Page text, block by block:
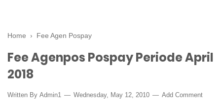
Home › Fee Agen Pospay
Fee Agenpos Pospay Periode April
2018
Written By Admin1 Wednesday, May 12, 2010 Add Comment